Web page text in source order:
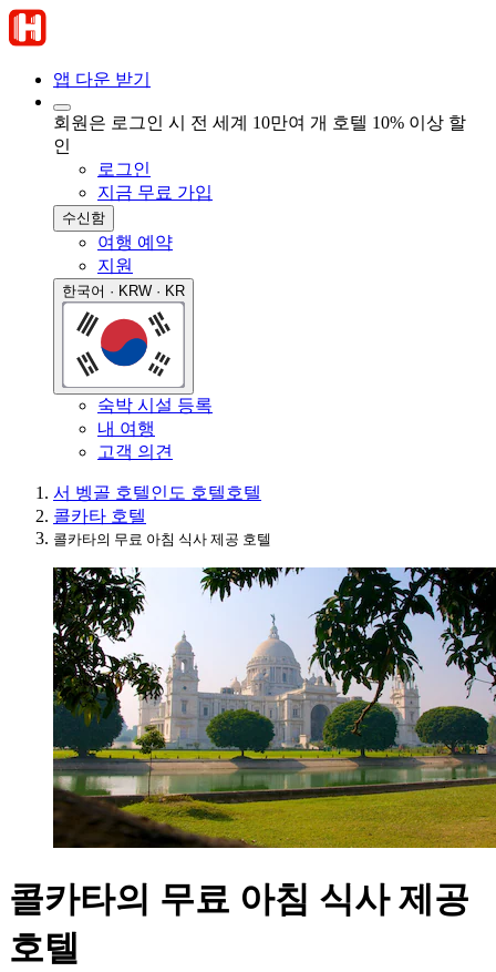
앱 다운 받기
회원은 로그인 시 전 세계 10만여 개 호텔 10% 이상 할
인
로그인
지금 무료 가입
수신함
여행 예약
지원
한국어 · KRW · KR
숙박 시설 등록
내 여행
고객 의견
서 벵골 호텔인도 호텔호텔
콜카타 호텔
콜카타의 무료 아침 식사 제공 호텔
콜카타의 무료 아침 식사 제공
호텔